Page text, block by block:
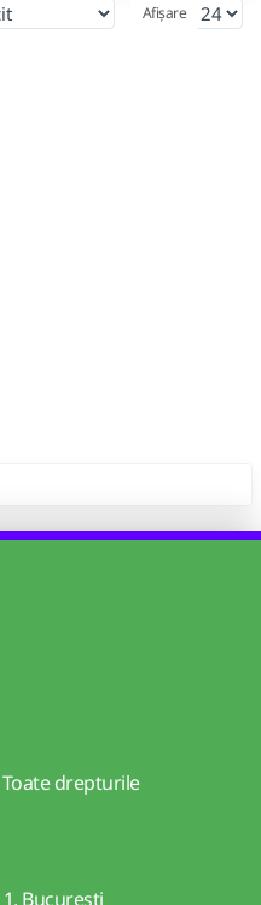
Afișare
Toate drepturile
Bucuresti